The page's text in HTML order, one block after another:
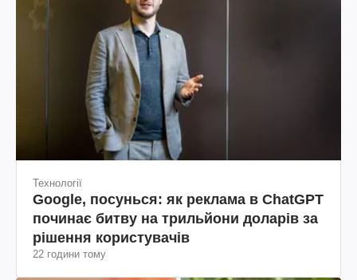
Технології
Google, посунься: як реклама в ChatGPT
починає битву на трильйони доларів за
рішення користувачів
22 години тому